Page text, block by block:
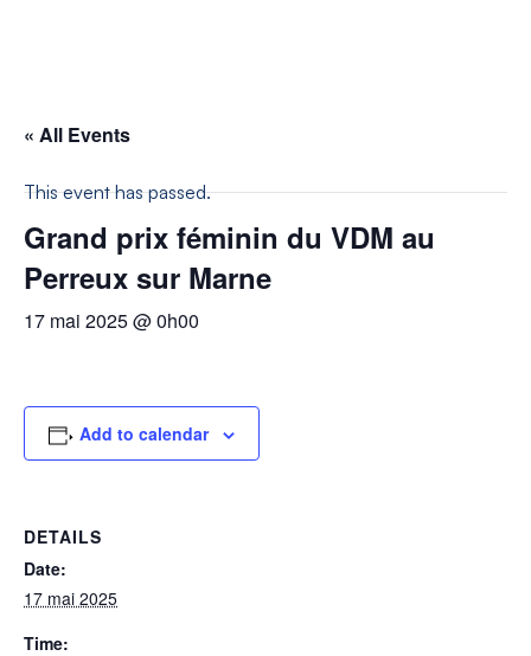
« All Events
This event has passed.
Grand prix féminin du VDM au
Perreux sur Marne
17 mai 2025 @ 0h00
Add to calendar
DETAILS
Date:
17 mai 2025
Time: